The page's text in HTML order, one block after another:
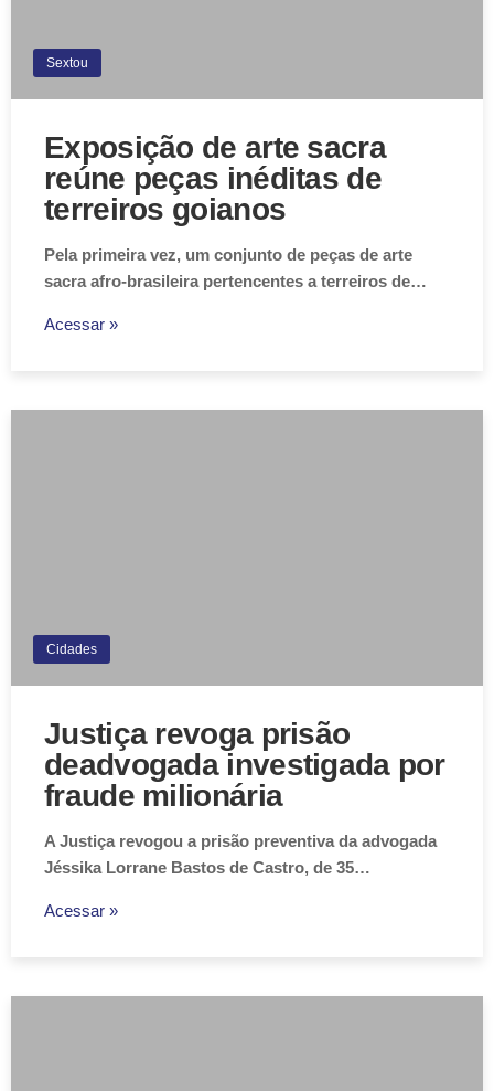
Sextou
Exposição de arte sacra
reúne peças inéditas de
terreiros goianos
Pela primeira vez, um conjunto de peças de arte
sacra afro-brasileira pertencentes a terreiros de…
Acessar »
Cidades
Justiça revoga prisão
deadvogada investigada por
fraude milionária
A Justiça revogou a prisão preventiva da advogada
Jéssika Lorrane Bastos de Castro, de 35…
Acessar »